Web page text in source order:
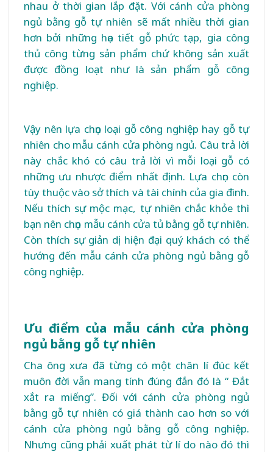
nhau ở thời gian lắp đặt. Với cánh cửa phòng
ngủ bằng gỗ tự nhiên sẽ mất nhiều thời gian
hơn bởi những họa tiết gỗ phức tạp, gia công
thủ công từng sản phẩm chứ không sản xuất
được đồng loạt như là sản phẩm gỗ công
nghiệp.
Vậy nên lựa chọn loại gỗ công nghiệp hay gỗ tự
nhiên cho mẫu cánh cửa phòng ngủ. Câu trả lời
này chắc khó có câu trả lời vì mỗi loại gỗ có
những ưu nhược điểm nhất định. Lựa chọn còn
tùy thuộc vào sở thích và tài chính của gia đình.
Nếu thích sự mộc mạc, tự nhiên chắc khỏe thì
bạn nên chọn mẫu cánh cửa tủ bằng gỗ tự nhiên.
Còn thích sự giản dị hiện đại quý khách có thể
hướng đến mẫu cánh cửa phòng ngủ bằng gỗ
công nghiệp.
Ưu điểm của mẫu cánh cửa phòng
ngủ bằng gỗ tự nhiên
Cha ông xưa đã từng có một chân lí đúc kết
muôn đời vẫn mang tính đúng đắn đó là “ Đắt
xắt ra miếng”. Đối với cánh cửa phòng ngủ
bằng gỗ tự nhiên có giá thành cao hơn so với
cánh cửa phòng ngủ bằng gỗ công nghiệp.
Nhưng cũng phải xuất phát từ lí do nào đó thì